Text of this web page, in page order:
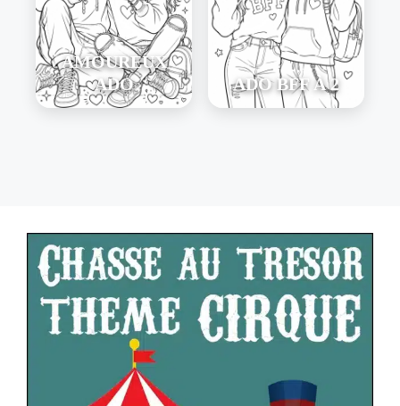
AMOUREUX
ADO
ADO BFF À 2